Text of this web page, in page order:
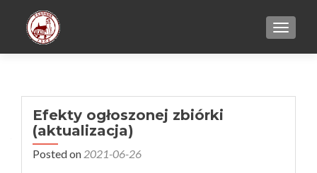
Efekty ogłoszonej zbiórki
(aktualizacja)
Posted on 2021-06-26